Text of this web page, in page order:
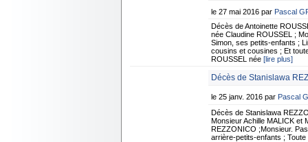
le 27 mai 2016 par Pascal
Décès de Antoinette
née Claudine ROUSSEL ;
Simon, ses petits-enfants ;
cousins et cousines ; Et
ROUSSEL née [lire plus]
Décès de Stanislawa
le 25 janv. 2016 par Pascal
Décès de Stanislawa
Monsieur Achille MALICK et
REZZONICO ;Monsieur.
arrière-petits-enfants ;